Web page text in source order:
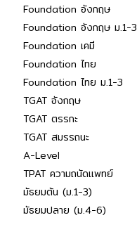
Foundation อังกฤษ
Foundation อังกฤษ ม.1-3
Foundation เคมี
Foundation ไทย
Foundation ไทย ม.1-3
TGAT อังกฤษ
TGAT ตรรกะ
TGAT สมรรถนะ
A-Level
TPAT ความถนัดแพทย์
มัธยมต้น (ม.1-3)
มัธยมปลาย (ม.4-6)